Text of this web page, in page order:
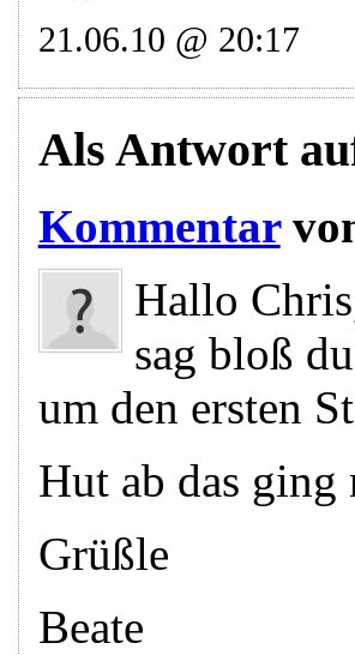
21.06.10 @ 20:17
Als Antwort
Kommentar
Hallo
sag bloß
um den ersten
Hut ab das
Grüßle
Beate